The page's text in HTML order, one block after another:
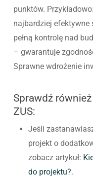
punktów.
najbardziej efektywne
pełną kontrolę nad
– gwarantuje
Sprawne wdrożenie
Sprawdź
ZUS:
Jeśli
projekt o
zobacz artykuł:
do projektu?.